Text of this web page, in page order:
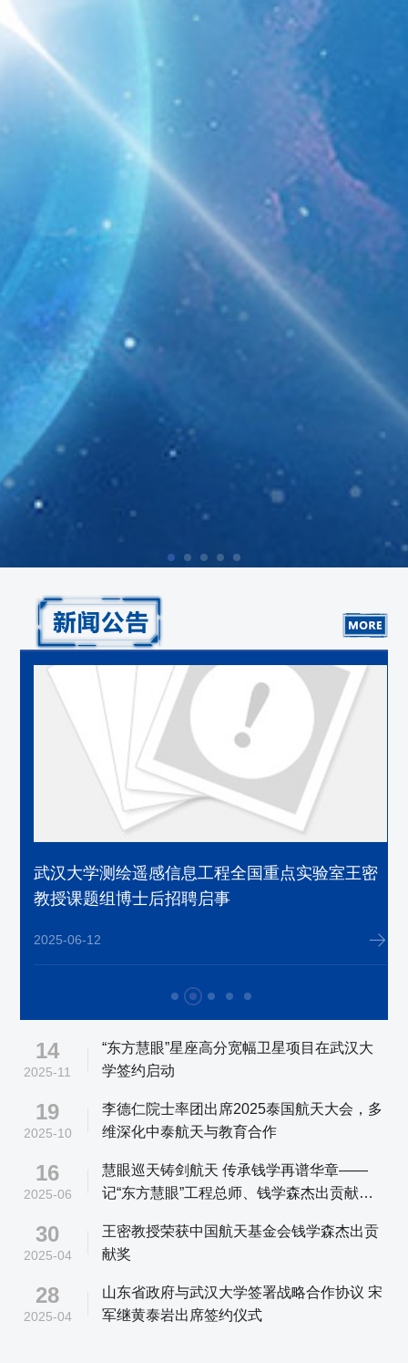
武汉大学测绘遥感信息工程全国重点实验室王密
教授课题组博士后招聘启事
2025-06-12
14
2025-11
“东方慧眼”星座高分宽幅卫星项目在武汉大
学签约启动
19
2025-10
李德仁院士率团出席2025泰国航天大会，多
维深化中泰航天与教育合作
16
2025-06
慧眼巡天铸剑航天 传承钱学再谱华章——
记“东方慧眼”工程总师、钱学森杰出贡献奖
30
2025-04
王密教授荣获中国航天基金会钱学森杰出贡
献奖
28
2025-04
山东省政府与武汉大学签署战略合作协议 宋
军继黄泰岩出席签约仪式